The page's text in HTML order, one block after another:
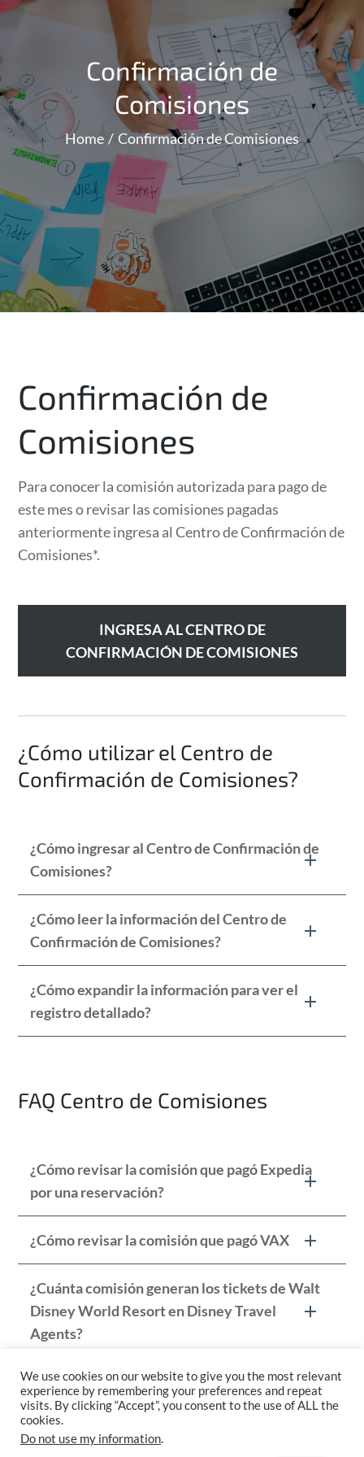
Confirmación de
Comisiones
Home Confirmación de Comisiones
Confirmación de
Comisiones
Para conocer la comisión autorizada para pago de
este mes o revisar las comisiones pagadas
anteriormente ingresa al Centro de Confirmación de
Comisiones*.
INGRESA AL CENTRO DE
CONFIRMACIÓN DE COMISIONES
¿Cómo utilizar el Centro de
Confirmación de Comisiones?
¿Cómo ingresar al Centro de Confirmación de
Comisiones?
¿Cómo leer la información del Centro de
Confirmación de Comisiones?
¿Cómo expandir la información para ver el
registro detallado?
FAQ Centro de Comisiones
¿Cómo revisar la comisión que pagó Expedia
por una reservación?
¿Cómo revisar la comisión que pagó VAX
¿Cuánta comisión generan los tickets de Walt
Disney World Resort en Disney Travel
Agents?
¿Cuánta comisión generan los tickets de
Disneyland en Disney Travel Agents?
We use cookies on our website to give you the most relevant
experience by remembering your preferences and repeat
visits. By clicking “Accept”, you consent to the use of ALL the
cookies.
Do not use my information.